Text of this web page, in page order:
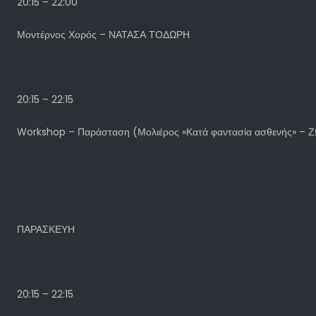
Μοντέρνος Χορός – ΝΑΤΑΣΑ ΤΟΔΩΡΗ
20:15 – 22:15
Workshop – Παράσταση (Μολιέρος «Κατά φαντασία
ΠΑΡΑΣΚΕΥΗ
20:15 – 22:15